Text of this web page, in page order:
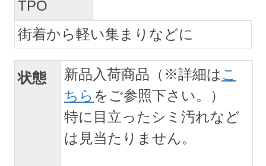
TPO
街着から軽い集まりなどに
状態 新品入荷商品（※詳細は こ
ちら をご参照下さい。）
特に目立ったシミ汚れなど
は見当たりません。